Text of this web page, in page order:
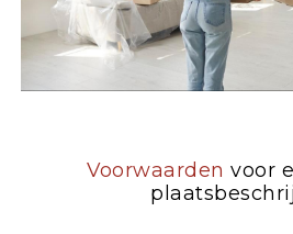
Voorwaarden voor